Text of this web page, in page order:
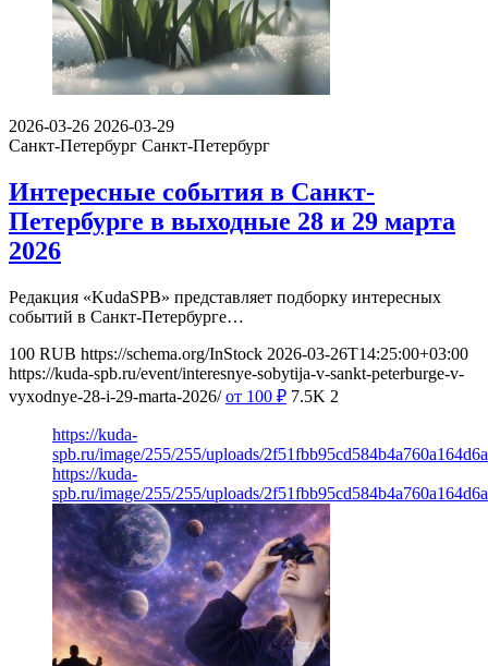
2026-03-26 2026-03-29
Санкт-Петербург Санкт-Петербург
Интересные события в Санкт-
Петербурге в выходные 28 и 29 марта
2026
Редакция «KudaSPB» представляет подборку интересных
событий в Санкт-Петербурге…
100 RUB https://schema.org/InStock 2026-03-26T14:25:00+03:00
https://kuda-spb.ru/event/interesnye-sobytija-v-sankt-peterburge-v-
vyxodnye-28-i-29-marta-2026/ от 100 ₽ 7.5K 2
https://kuda-
spb.ru/image/255/255/uploads/
https://kuda-
spb.ru/image/255/255/uploads/